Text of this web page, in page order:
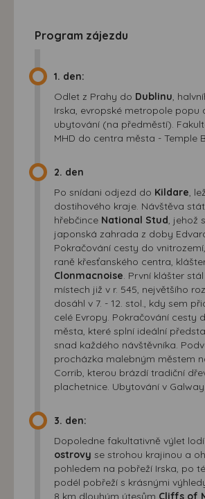
Program zájezdu
1. den:
Odlet z Prahy do Dublinu ,
Irska, evropské metropole popu
ubytování (na předměstí).
MHD do centra města - Temple
2. den
Po snídani odjezd do Kildare ,
dostihového kraje. Návštěva
hřebčince National Stud , jehož
japonská zahrada z doby
Pokračování cesty do
raně křesťanského centra,
Clonmacnoise . První klášter
místech již v r. 545, největšího
dosáhl v 7. - 12. stol., kdy sem
celé Evropy. Pokračování cesty
města, které splní ideální
snad každého návštěvníka.
procházka malebným městem
Corrib, kterou brázdí tradiční
plachetnice. Ubytování v Galway.
3. den:
Dopoledne fakultativně výlet
ostrovy se strohou krajinou a
pohledem na pobřeží Irska, po
podél pobřeží s krásnými
8 km dlouhým útesům Cliffs of